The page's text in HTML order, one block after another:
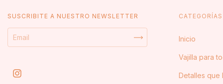
SUSCRIBITE A NUESTRO NEWSLETTER CATEGORÍAS
Inicio
Vajilla para
Detalles que